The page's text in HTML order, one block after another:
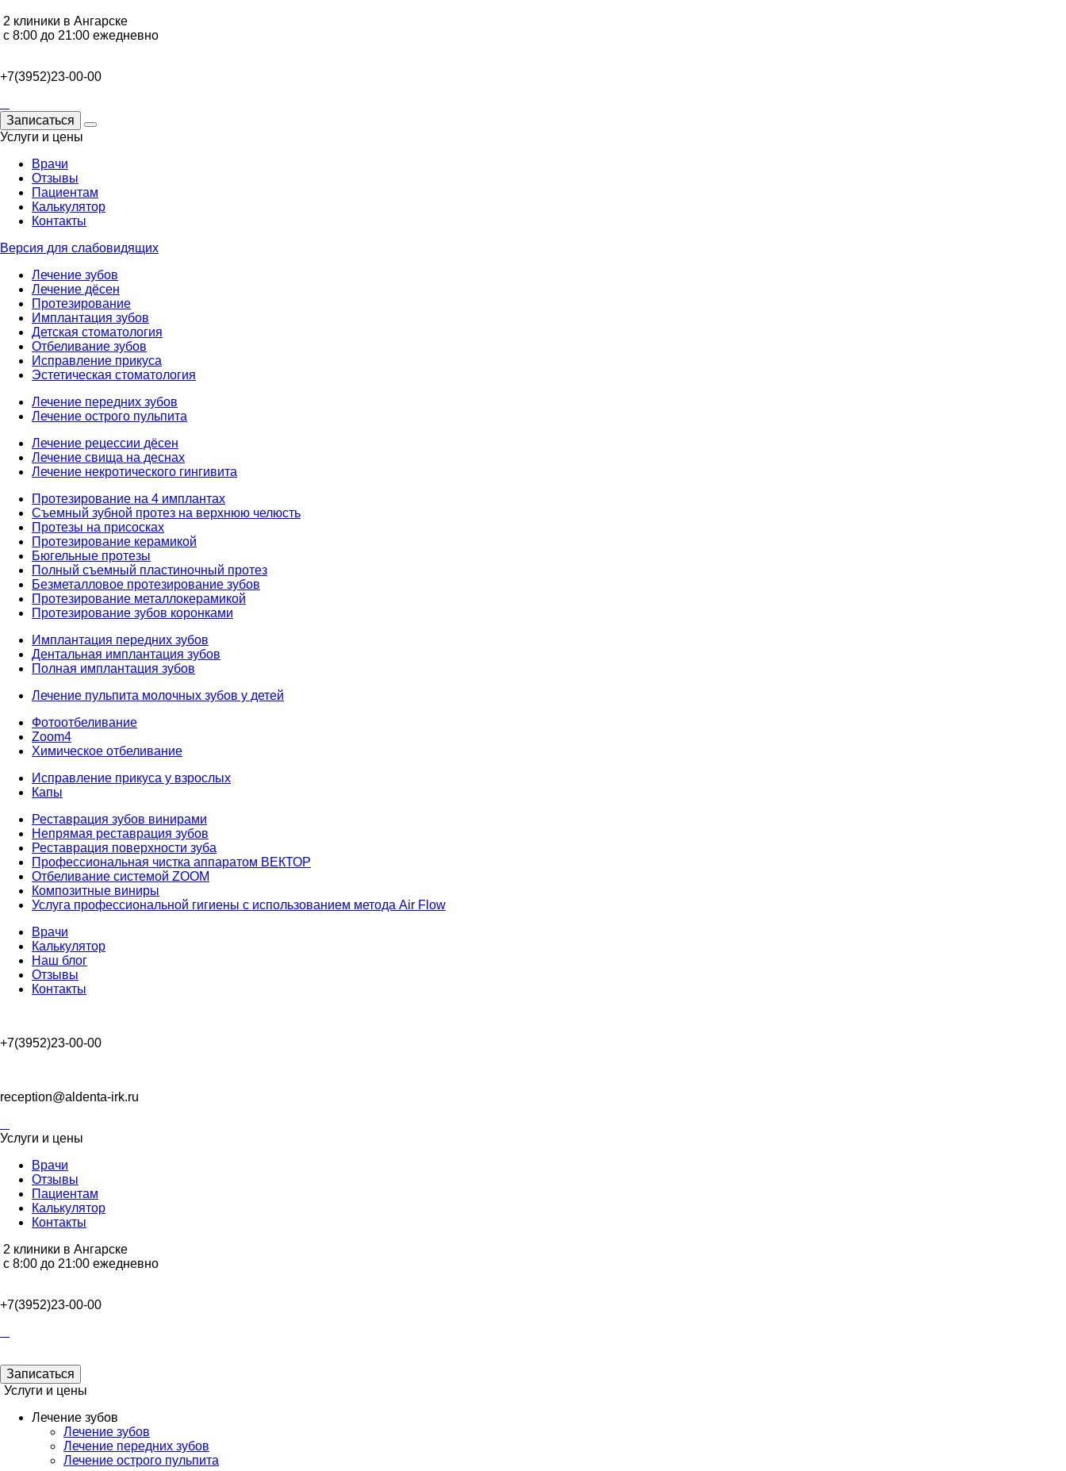
2 клиники в Ангарске
с 8:00 до 21:00 ежедневно
+7(3952)23-00-00
Записаться
Услуги и цены
Врачи
Отзывы
Пациентам
Калькулятор
Контакты
Версия для слабовидящих
Лечение зубов
Лечение дёсен
Протезирование
Имплантация зубов
Детская стоматология
Отбеливание зубов
Исправление прикуса
Эстетическая стоматология
Лечение передних зубов
Лечение острого пульпита
Лечение рецессии дёсен
Лечение свища на деснах
Лечение некротического гингивита
Протезирование на 4 имплантах
Съемный зубной протез на верхнюю челюсть
Протезы на присосках
Протезирование керамикой
Бюгельные протезы
Полный съемный пластиночный протез
Безметалловое протезирование зубов
Протезирование металлокерамикой
Протезирование зубов коронками
Имплантация передних зубов
Дентальная имплантация зубов
Полная имплантация зубов
Лечение пульпита молочных зубов у детей
Фотоотбеливание
Zoom4
Химическое отбеливание
Исправление прикуса у взрослых
Капы
Реставрация зубов винирами
Непрямая реставрация зубов
Реставрация поверхности зуба
Профессиональная чистка аппаратом ВЕКТОР
Отбеливание системой ZOOM
Композитные виниры
Услуга профессиональной гигиены с использованием метода Air Flow
Врачи
Калькулятор
Наш блог
Отзывы
Контакты
+7(3952)23-00-00
reception@aldenta-irk.ru
Услуги и цены
Врачи
Отзывы
Пациентам
Калькулятор
Контакты
2 клиники в Ангарске
с 8:00 до 21:00 ежедневно
+7(3952)23-00-00
Записаться
Услуги и цены
Лечение зубов
Лечение зубов
Лечение передних зубов
Лечение острого пульпита